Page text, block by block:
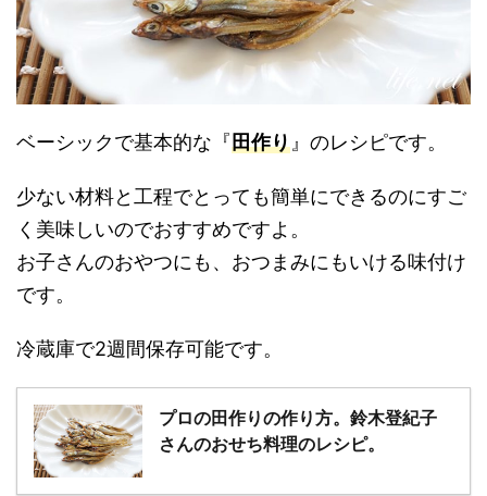
ベーシックで基本的な『田作り』のレシピです。
少ない材料と工程でとっても簡単にできるのにすご
く美味しいのでおすすめですよ。
お子さんのおやつにも、おつまみにもいける味付け
です。
冷蔵庫で2週間保存可能です。
プロの田作りの作り方。鈴木登紀子
さんのおせち料理のレシピ。